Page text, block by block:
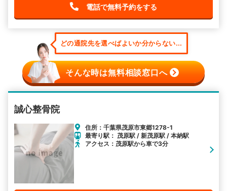
電話で無料予約をする
どの通院先を選べばよいか分からない...
そんな時は無料相談窓口へ
誠心整骨院
住所：千葉県茂原市東郷1278-1
最寄り駅： 茂原駅 / 新茂原駅 / 本納駅
アクセス：茂原駅から車で3分